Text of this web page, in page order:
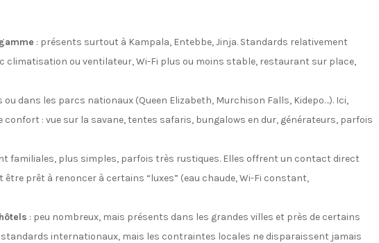
: présents surtout à Kampala, Entebbe, Jinja. Standards relativement
climatisation ou ventilateur, Wi-Fi plus ou moins stable, restaurant sur place,
ou dans les parcs nationaux (Queen Elizabeth, Murchison Falls, Kidepo…). Ici,
confort : vue sur la savane, tentes safaris, bungalows en dur, générateurs, parfois
familiales, plus simples, parfois très rustiques. Elles offrent un contact direct
être prêt à renoncer à certains “luxes” (eau chaude, Wi-Fi constant,
: peu nombreux, mais présents dans les grandes villes et près de certains
standards internationaux, mais les contraintes locales ne disparaissent jamais